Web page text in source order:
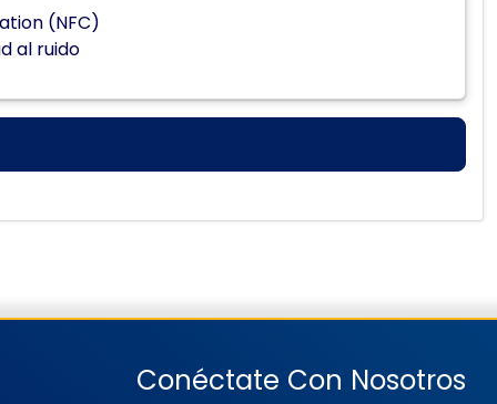
(NFC)
al ruido
Conéctate Con Nosotros